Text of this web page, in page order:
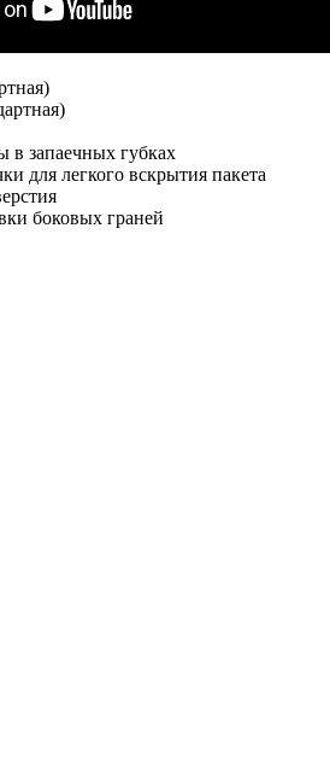
в запаечных губках
для легкого вскрытия пакета
боковых граней